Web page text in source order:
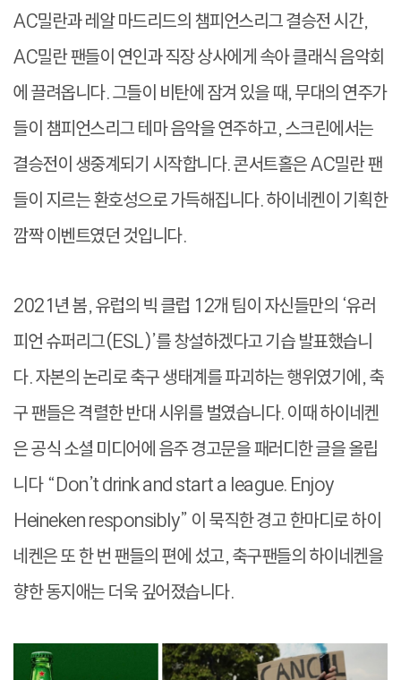
AC밀란과 레알 마드리드의 챔피언스리그 결승전 시간,
AC밀란 팬들이 연인과 직장 상사에게 속아 클래식 음악회
에 끌려옵니다. 그들이 비탄에 잠겨 있을 때, 무대의 연주가
들이 챔피언스리그 테마 음악을 연주하고, 스크린에서는
결승전이 생중계되기 시작합니다. 콘서트홀은 AC밀란 팬
들이 지르는 환호성으로 가득해집니다. 하이네켄이 기획한
깜짝 이벤트였던 것입니다.
2021년 봄, 유럽의 빅 클럽 12개 팀이 자신들만의 ‘유러
피언 슈퍼리그(ESL)’를 창설하겠다고 기습 발표했습니
다. 자본의 논리로 축구 생태계를 파괴하는 행위였기에, 축
구 팬들은 격렬한 반대 시위를 벌였습니다. 이때 하이네켄
은 공식 소셜 미디어에 음주 경고문을 패러디한 글을 올립
니다 “Don’t drink and start a league. Enjoy
Heineken responsibly” 이 묵직한 경고 한마디로 하이
네켄은 또 한 번 팬들의 편에 섰고, 축구팬들의 하이네켄을
향한 동지애는 더욱 깊어졌습니다.